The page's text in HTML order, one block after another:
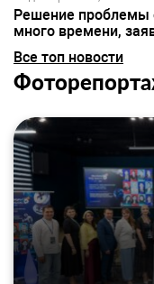
Решение проблемы
много времени,
Все топ новости